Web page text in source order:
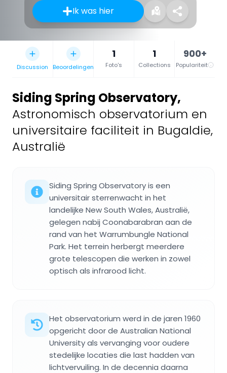
Ik was hier
Discussion Beoordelingen
1
Foto's
1
Collections
900+
Populariteit
Siding Spring Observatory,
Astronomisch observatorium en
universitaire faciliteit in Bugaldie,
Australië
Siding Spring Observatory is een
universitair sterrenwacht in het
landelijke New South Wales, Australië,
gelegen nabij Coonabarabran aan de
rand van het Warrumbungle National
Park. Het terrein herbergt meerdere
grote telescopen die werken in zowel
optisch als infrarood licht.
Het observatorium werd in de jaren 1960
opgericht door de Australian National
University als vervanging voor oudere
stedelijke locaties die last hadden van
lichtvervuiling. In de decennia daarna